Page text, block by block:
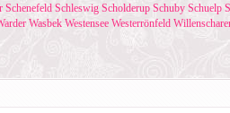
Schenefeld Schleswig Scholderup Schuby Schuelp
Wasbek Westensee Westerrönfeld